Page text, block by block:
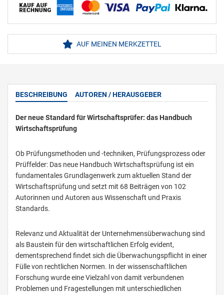
AUF MEINEN MERKZETTEL
BESCHREIBUNG AUTOREN / HERAUSGEBER
Der neue Standard für Wirtschaftsprüfer: das Handbuch
Wirtschaftsprüfung
Ob Prüfungsmethoden und -techniken, Prüfungsprozess oder
Prüffelder: Das neue Handbuch Wirtschaftsprüfung ist ein
fundamentales Grundlagenwerk zum aktuellen Stand der
Wirtschaftsprüfung und setzt mit 68 Beiträgen von 102
Autorinnen und Autoren aus Wissenschaft und Praxis
Standards.
Relevanz und Aktualität der Unternehmensüberwachung sind
als Baustein für den wirtschaftlichen Erfolg evident,
dementsprechend findet sich die Überwachungspflicht in einer
Fülle von rechtlichen Normen. In der wissenschaftlichen
Forschung wurde eine Vielzahl von damit verbundenen
Problemen und Fragestellungen mit unterschiedlichen